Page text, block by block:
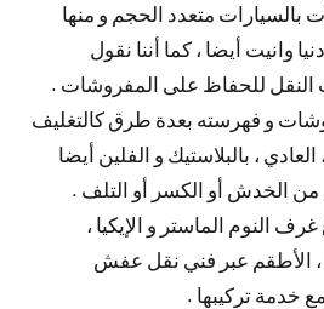
بالسيارات متعدد الحجم و منها
وانيت أيضا ، كما أننا نقول
النقل للحفاظ على المفروشات .
و فهرسته بعدة طرق كالتغليف
، بالبلاستيك و الفلين أيضا
الخدش أو الكسر أو التلف .
النوم الماستر و الإيكيا ،
، الأطقم عبر فني نقل عفش
خدمة تركيبها .